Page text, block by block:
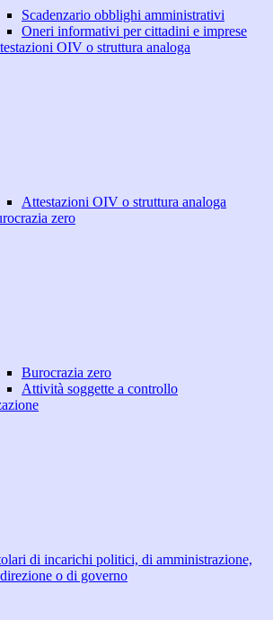
Scadenzario obblighi amministrativi
Oneri informativi per cittadini e imprese
OIV o struttura analoga
Attestazioni OIV o struttura analoga
zero
Burocrazia zero
Attività soggette a controllo
di incarichi politici, di amministrazione,
o di governo